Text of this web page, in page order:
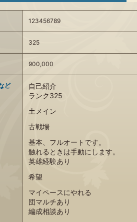
123456789
325
900,000
ど
自己紹介
ランク325
土メイン
古戦場
基本、フルオートです。
触れるときは手動にします。
英雄経験あり
希望
マイペースにやれる
団マルチあり
編成相談あり